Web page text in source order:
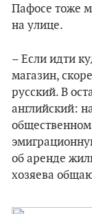
Пафосе тоже
на улице.
– Если идти
магазин,
русский. В
английский:
общественном
об аренде
хозяева